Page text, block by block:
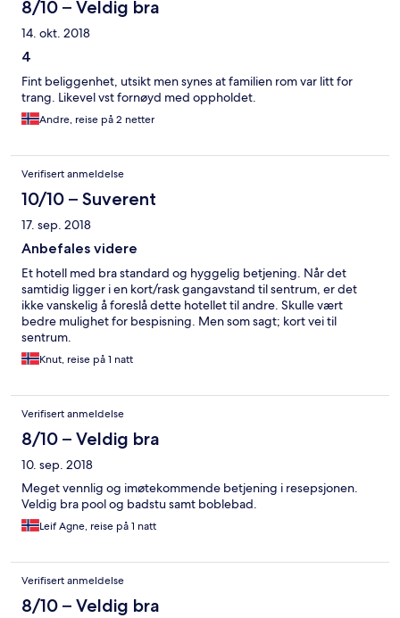
8/10 – Veldig bra
14. okt. 2018
4
Fint beliggenhet, utsikt men synes at familien rom var litt for
trang. Likevel vst fornøyd med oppholdet.
Andre, reise på 2 netter
Verifisert anmeldelse
10/10 – Suverent
17. sep. 2018
Anbefales videre
Et hotell med bra standard og hyggelig betjening. Når det
samtidig ligger i en kort/rask gangavstand til sentrum, er det
ikke vanskelig å foreslå dette hotellet til andre. Skulle vært
bedre mulighet for bespisning. Men som sagt; kort vei til
sentrum.
Knut, reise på 1 natt
Verifisert anmeldelse
8/10 – Veldig bra
10. sep. 2018
Meget vennlig og imøtekommende betjening i resepsjonen.
Veldig bra pool og badstu samt boblebad.
Leif Agne, reise på 1 natt
Verifisert anmeldelse
8/10 – Veldig bra